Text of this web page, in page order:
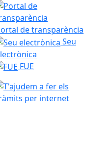
de transparència
Seu
FUE
a fer els